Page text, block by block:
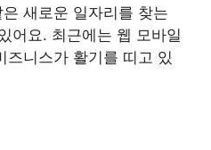
새로운 일자리를 찾는
어요. 최근에는 웹 모바일
즈니스가 활기를 띠고 있